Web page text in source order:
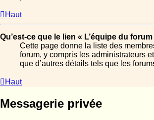
Haut
Qu’est-ce que le lien « L’équipe du forum
Cette page donne la liste des
forum, y compris les administrateurs
que d’autres détails tels que les
Haut
Messagerie privée